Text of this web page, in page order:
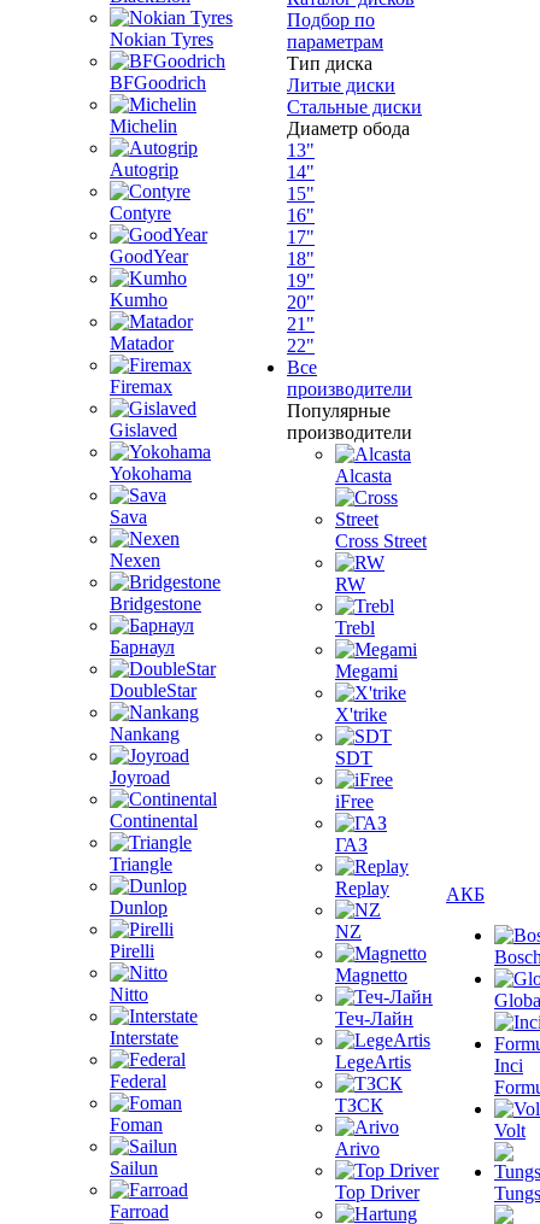
Nokian Tyres
BFGoodrich
Michelin
Autogrip
Contyre
GoodYear
Kumho
Matador
Firemax
Gislaved
Yokohama
Sava
Nexen
Bridgestone
Барнаул
DoubleStar
Nankang
Joyroad
Continental
Triangle
Dunlop
Pirelli
Nitto
Interstate
Federal
Foman
Sailun
Farroad
Подбор по
параметрам
Тип диска
Литые диски
Стальные диски
Диаметр обода
13"
14"
15"
16"
17"
18"
19"
20"
21"
22"
Все
производители
Популярные
производители
Alcasta
Cross Street
RW
Trebl
Megami
X'trike
SDT
iFree
ГАЗ
Replay
NZ
Magnetto
Теч-Лайн
LegeArtis
ТЗСК
Arivo
Top Driver
АКБ
Inci
Volt